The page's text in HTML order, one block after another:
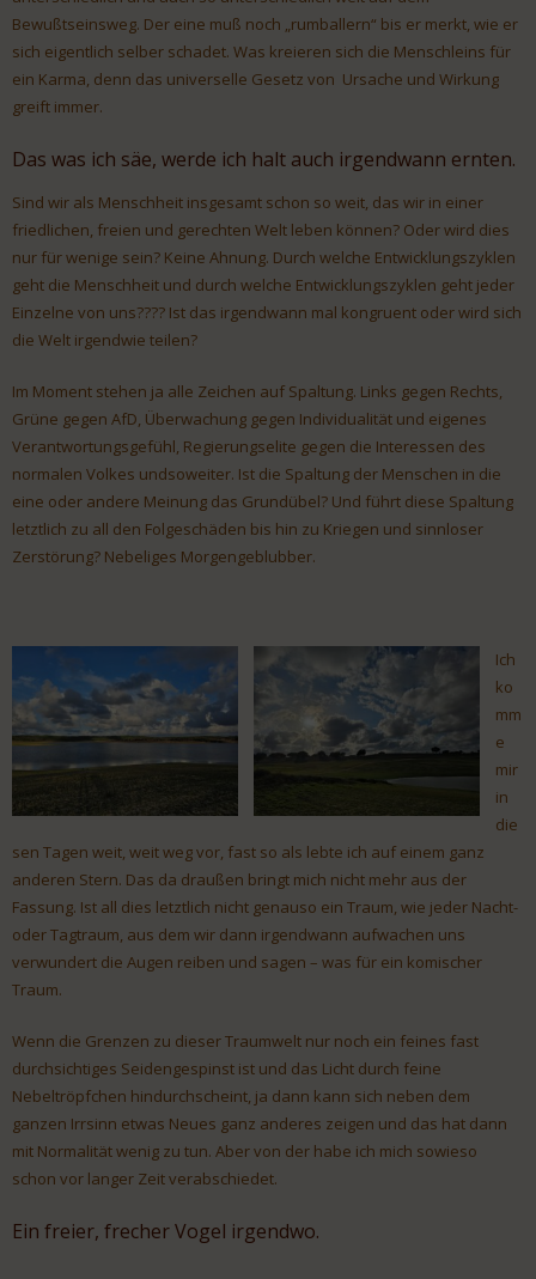
Bewußtseinsweg. Der eine muß noch „rumballern“ bis er merkt, wie er
sich eigentlich selber schadet. Was kreieren sich die Menschleins für
ein Karma, denn das universelle Gesetz von Ursache und Wirkung
greift immer.
Das was ich säe, werde ich halt auch irgendwann ernten.
Sind wir als Menschheit insgesamt schon so weit, das wir in einer
friedlichen, freien und gerechten Welt leben können? Oder wird dies
nur für wenige sein? Keine Ahnung. Durch welche Entwicklungszyklen
geht die Menschheit und durch welche Entwicklungszyklen geht jeder
Einzelne von uns???? Ist das irgendwann mal kongruent oder wird sich
die Welt irgendwie teilen?
Im Moment stehen ja alle Zeichen auf Spaltung. Links gegen Rechts,
Grüne gegen AfD, Überwachung gegen Individualität und eigenes
Verantwortungsgefühl, Regierungselite gegen die Interessen des
normalen Volkes undsoweiter. Ist die Spaltung der Menschen in die
eine oder andere Meinung das Grundübel? Und führt diese Spaltung
letztlich zu all den Folgeschäden bis hin zu Kriegen und sinnloser
Zerstörung? Nebeliges Morgengeblubber.
Ich
ko
mm
e
mir
in
die
sen Tagen weit, weit weg vor, fast so als lebte ich auf einem ganz
anderen Stern. Das da draußen bringt mich nicht mehr aus der
Fassung. Ist all dies letztlich nicht genauso ein Traum, wie jeder Nacht-
oder Tagtraum, aus dem wir dann irgendwann aufwachen uns
verwundert die Augen reiben und sagen – was für ein komischer
Traum.
Wenn die Grenzen zu dieser Traumwelt nur noch ein feines fast
durchsichtiges Seidengespinst ist und das Licht durch feine
Nebeltröpfchen hindurchscheint, ja dann kann sich neben dem
ganzen Irrsinn etwas Neues ganz anderes zeigen und das hat dann
mit Normalität wenig zu tun. Aber von der habe ich mich sowieso
schon vor langer Zeit verabschiedet.
Ein freier, frecher Vogel irgendwo.